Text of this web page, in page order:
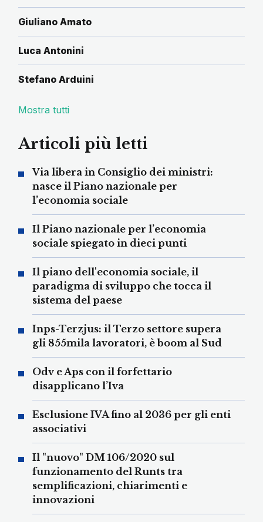
Giuliano Amato
Luca Antonini
Stefano Arduini
Mostra tutti
Articoli più letti
Via libera in Consiglio dei ministri:
nasce il Piano nazionale per
l’economia sociale
Il Piano nazionale per l’economia
sociale spiegato in dieci punti
Il piano dell'economia sociale, il
paradigma di sviluppo che tocca il
sistema del paese
Inps-Terzjus: il Terzo settore supera
gli 855mila lavoratori, è boom al Sud
Odv e Aps con il forfettario
disapplicano l’Iva
Esclusione IVA fino al 2036 per gli enti
associativi
Il "nuovo" DM 106/2020 sul
funzionamento del Runts tra
semplificazioni, chiarimenti e
innovazioni